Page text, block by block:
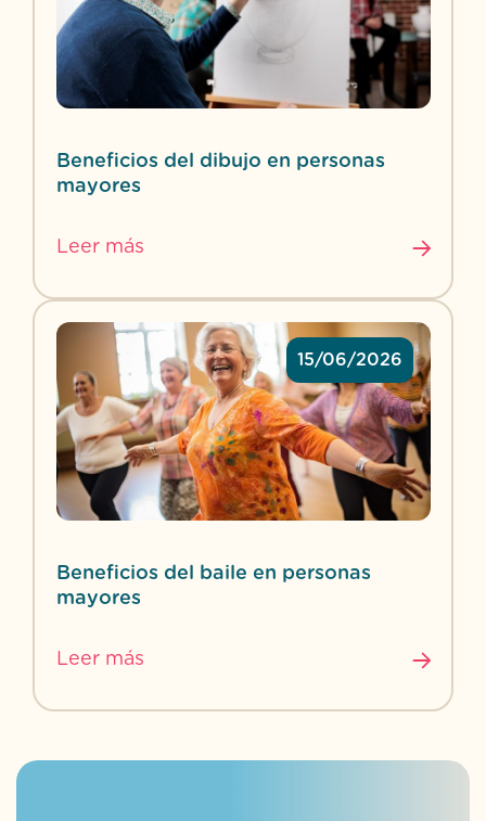
Beneficios del dibujo en personas
mayores
Leer más
15/06/2026
Beneficios del baile en personas
mayores
Leer más